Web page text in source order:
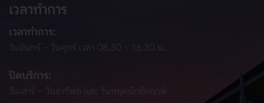
เวลาทำการ
เวลาทำการ:
วันจันทร์ – วันศุกร์ เวลา 08.30 – 16.30 น.
ปิดบริการ: